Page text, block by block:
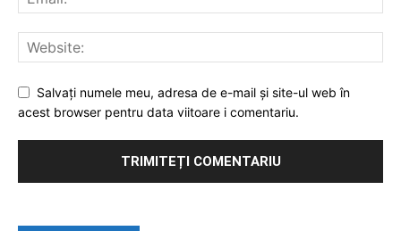
Salvați numele meu, adresa de e-mail și site-ul web în
acest browser pentru data viitoare i comentariu.